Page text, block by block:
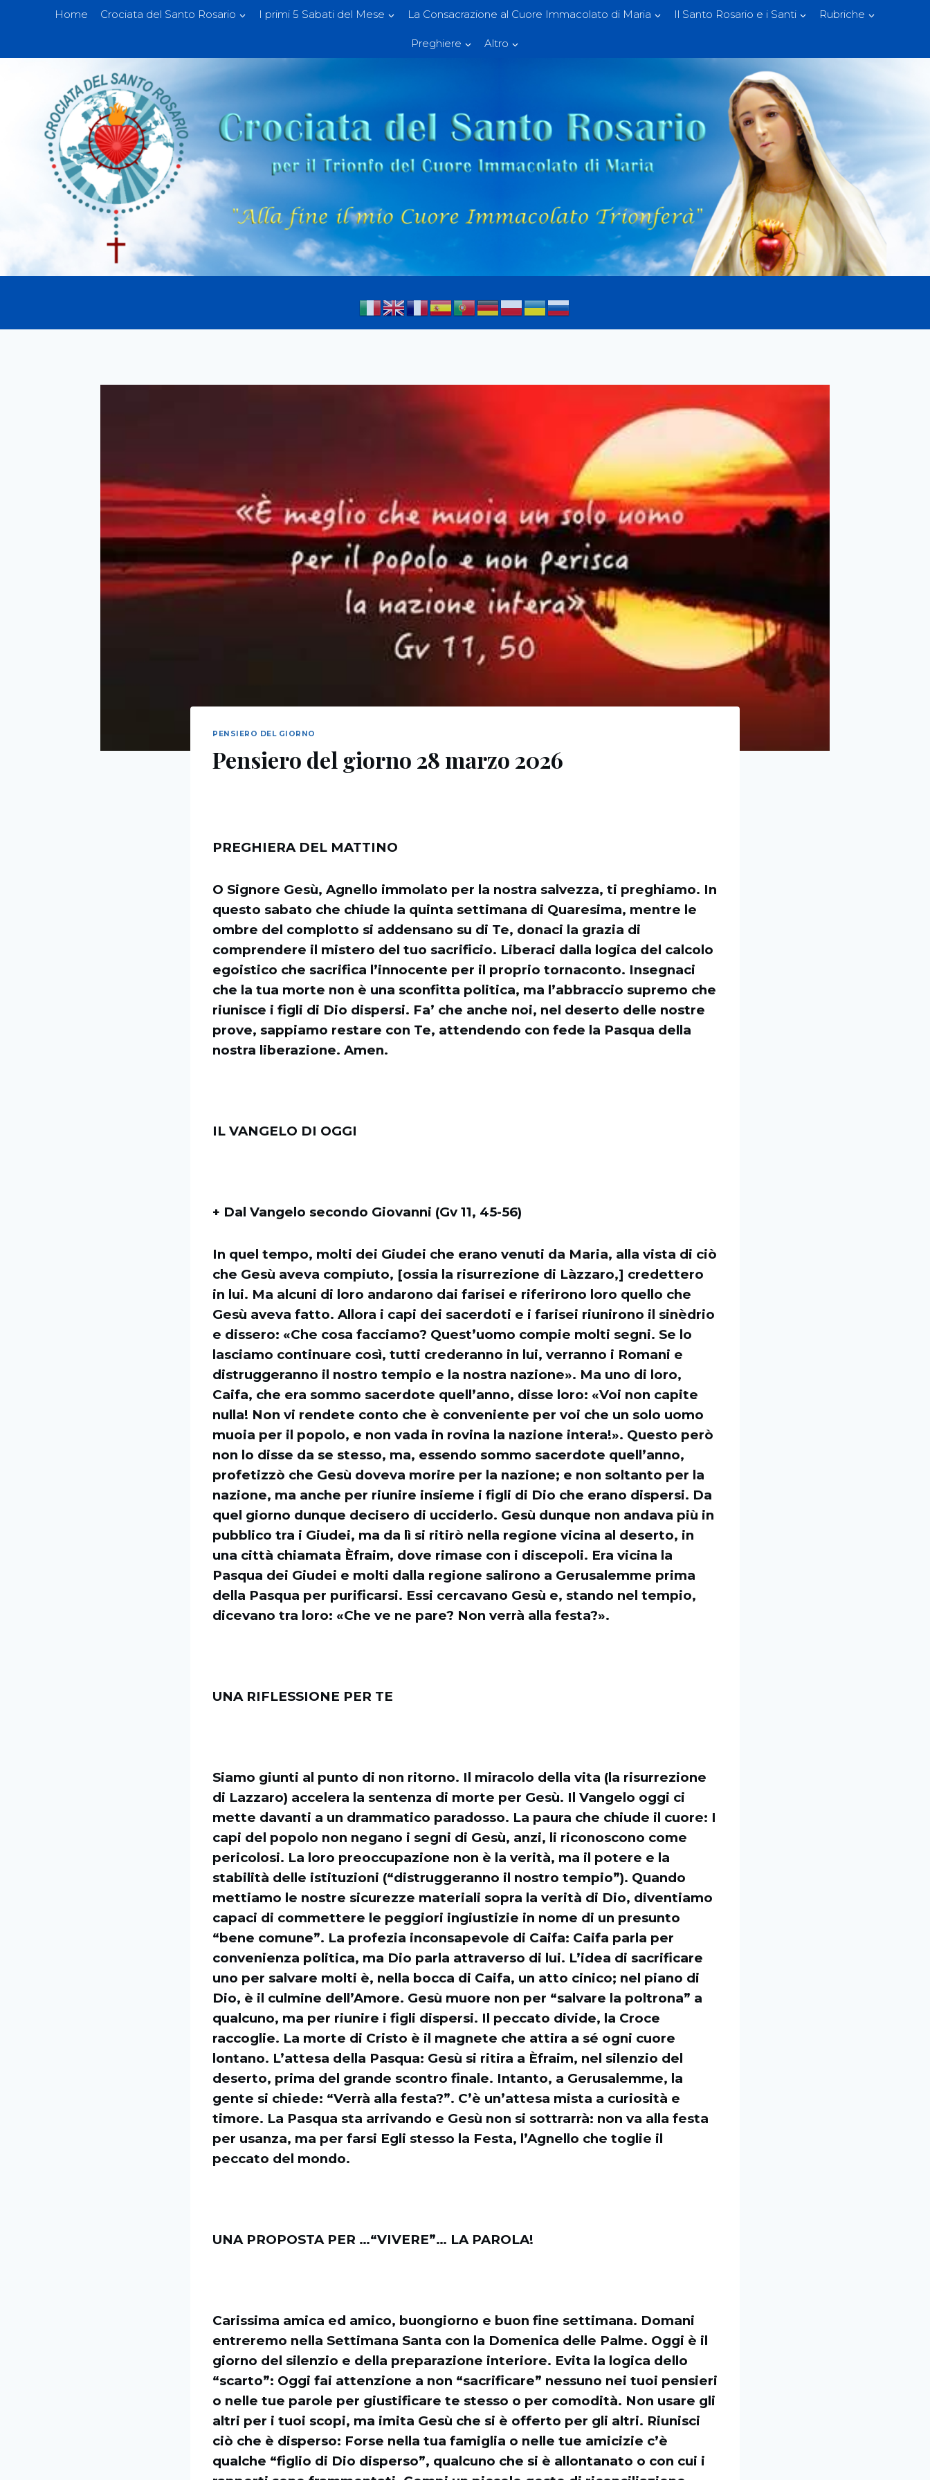
Home Crociata del Santo Rosario I primi 5 Sabati del Mese La Consacrazione al Cuore Immacolato di Maria Il Santo Rosario e i Santi Rubriche
Preghiere Altro
PENSIERO DEL GIORNO
Pensiero del giorno 28 marzo 2026
PREGHIERA DEL MATTINO
O Signore Gesù, Agnello immolato per la nostra salvezza, ti preghiamo. In
questo sabato che chiude la quinta settimana di Quaresima, mentre le
ombre del complotto si addensano su di Te, donaci la grazia di
comprendere il mistero del tuo sacrificio. Liberaci dalla logica del calcolo
egoistico che sacrifica l’innocente per il proprio tornaconto. Insegnaci
che la tua morte non è una sconfitta politica, ma l’abbraccio supremo che
riunisce i figli di Dio dispersi. Fa’ che anche noi, nel deserto delle nostre
prove, sappiamo restare con Te, attendendo con fede la Pasqua della
nostra liberazione. Amen.
IL VANGELO DI OGGI
+ Dal Vangelo secondo Giovanni (Gv 11, 45-56)
In quel tempo, molti dei Giudei che erano venuti da Maria, alla vista di ciò
che Gesù aveva compiuto, [ossia la risurrezione di Làzzaro,] credettero
in lui. Ma alcuni di loro andarono dai farisei e riferirono loro quello che
Gesù aveva fatto. Allora i capi dei sacerdoti e i farisei riunirono il sinèdrio
e dissero: «Che cosa facciamo? Quest’uomo compie molti segni. Se lo
lasciamo continuare così, tutti crederanno in lui, verranno i Romani e
distruggeranno il nostro tempio e la nostra nazione». Ma uno di loro,
Caifa, che era sommo sacerdote quell’anno, disse loro: «Voi non capite
nulla! Non vi rendete conto che è conveniente per voi che un solo uomo
muoia per il popolo, e non vada in rovina la nazione intera!». Questo però
non lo disse da se stesso, ma, essendo sommo sacerdote quell’anno,
profetizzò che Gesù doveva morire per la nazione; e non soltanto per la
nazione, ma anche per riunire insieme i figli di Dio che erano dispersi. Da
quel giorno dunque decisero di ucciderlo. Gesù dunque non andava più in
pubblico tra i Giudei, ma da lì si ritirò nella regione vicina al deserto, in
una città chiamata Èfraim, dove rimase con i discepoli. Era vicina la
Pasqua dei Giudei e molti dalla regione salirono a Gerusalemme prima
della Pasqua per purificarsi. Essi cercavano Gesù e, stando nel tempio,
dicevano tra loro: «Che ve ne pare? Non verrà alla festa?».
UNA RIFLESSIONE PER TE
Siamo giunti al punto di non ritorno. Il miracolo della vita (la risurrezione
di Lazzaro) accelera la sentenza di morte per Gesù. Il Vangelo oggi ci
mette davanti a un drammatico paradosso. La paura che chiude il cuore: I
capi del popolo non negano i segni di Gesù, anzi, li riconoscono come
pericolosi. La loro preoccupazione non è la verità, ma il potere e la
stabilità delle istituzioni (“distruggeranno il nostro tempio”). Quando
mettiamo le nostre sicurezze materiali sopra la verità di Dio, diventiamo
capaci di commettere le peggiori ingiustizie in nome di un presunto
“bene comune”. La profezia inconsapevole di Caifa: Caifa parla per
convenienza politica, ma Dio parla attraverso di lui. L’idea di sacrificare
uno per salvare molti è, nella bocca di Caifa, un atto cinico; nel piano di
Dio, è il culmine dell’Amore. Gesù muore non per “salvare la poltrona” a
qualcuno, ma per riunire i figli dispersi. Il peccato divide, la Croce
raccoglie. La morte di Cristo è il magnete che attira a sé ogni cuore
lontano. L’attesa della Pasqua: Gesù si ritira a Èfraim, nel silenzio del
deserto, prima del grande scontro finale. Intanto, a Gerusalemme, la
gente si chiede: “Verrà alla festa?”. C’è un’attesa mista a curiosità e
timore. La Pasqua sta arrivando e Gesù non si sottrarrà: non va alla festa
per usanza, ma per farsi Egli stesso la Festa, l’Agnello che toglie il
peccato del mondo.
UNA PROPOSTA PER …“VIVERE”… LA PAROLA!
Carissima amica ed amico, buongiorno e buon fine settimana. Domani
entreremo nella Settimana Santa con la Domenica delle Palme. Oggi è il
giorno del silenzio e della preparazione interiore. Evita la logica dello
“scarto”: Oggi fai attenzione a non “sacrificare” nessuno nei tuoi pensieri
o nelle tue parole per giustificare te stesso o per comodità. Non usare gli
altri per i tuoi scopi, ma imita Gesù che si è offerto per gli altri. Riunisci
ciò che è disperso: Forse nella tua famiglia o nelle tue amicizie c’è
qualche “figlio di Dio disperso”, qualcuno che si è allontanato o con cui i